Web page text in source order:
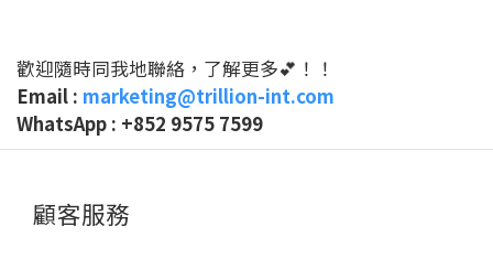
歡迎隨時同我地聯絡，了解更多💕！！
Email : marketing@trillion-int.com
WhatsApp : +852 9575 7599
顧客服務